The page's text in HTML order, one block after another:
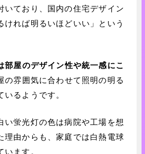
いており、国内の住宅デザイン
ければ明るいほどいい」という
部屋のデザイン性や統一感にこ
の雰囲気に合わせて照明の明る
いるようです。
い蛍光灯の色は病院や工場を想
理由からも、家庭では白熱電球
ます。